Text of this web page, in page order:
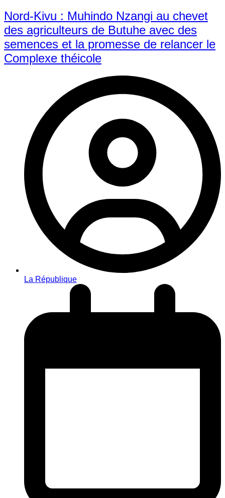
Nord-Kivu : Muhindo Nzangi au chevet
des agriculteurs de Butuhe avec des
semences et la promesse de relancer le
Complexe théicole
La République